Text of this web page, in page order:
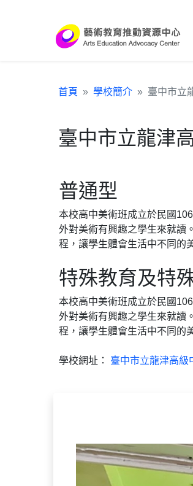
首頁 學校簡介 臺中市立
臺中市立龍津
普通型
本校高中美術班成立於民國
外對美術有興趣之學生來就讀
程，讓學生體會生活中不同的
特殊教育及特
本校高中美術班成立於民國
外對美術有興趣之學生來就讀
程，讓學生體會生活中不同的
學校網址： 臺中市立龍津高級